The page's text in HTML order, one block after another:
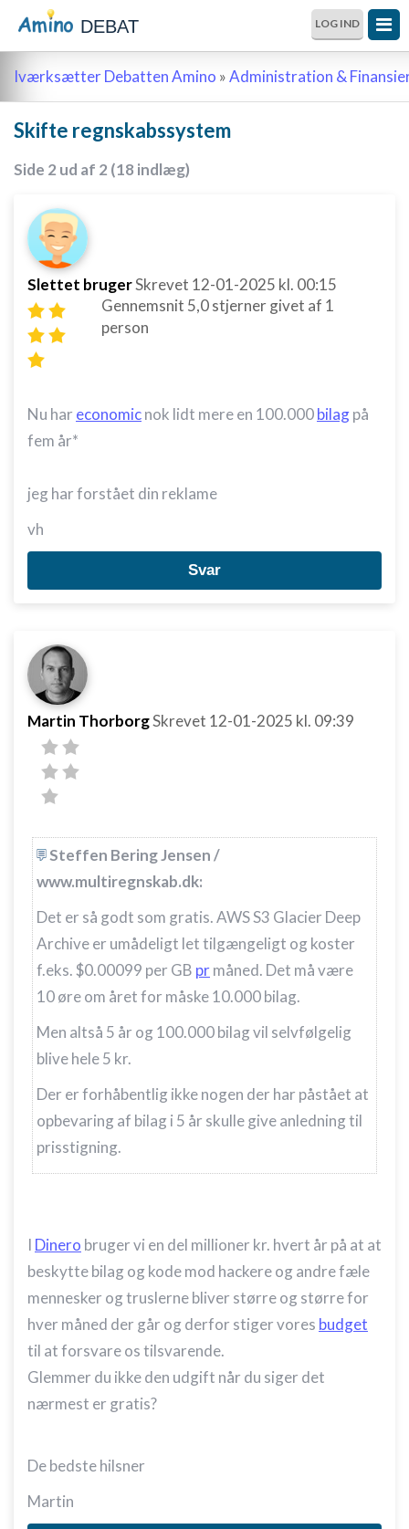
DEBAT LOG IND
Iværksætter Debatten Amino »Administration &
Skifte regnskabssystem
Side 2 ud af 2 (18 indlæg)
Slettet brugerSkrevet 12-01-2025 kl. 00:15
Gennemsnit 5,0stjerner givet af 1
person
Nu har economicnok lidt mere en 100.000bilagpå
fem år*
jeg har forstået din reklame
vh
Svar
Martin ThorborgSkrevet 12-01-2025 kl. 09:39
Steffen Bering Jensen /
www.multiregnskab.dk:
Det er så godt som gratis. AWS S3 Glacier Deep
Archive er umådeligt let tilgængeligt og koster
f.eks. $0.00099 per GB prmåned. Det må være
10 øre om året for måske 10.000 bilag.
Men altså 5 år og 100.000 bilag vil selvfølgelig
blive hele 5 kr.
Der er forhåbentlig ikke nogen der har påstået at
opbevaring af bilag i 5 år skulle give anledning til
prisstigning.
I Dinero bruger vi en del millioner kr. hvert år på at at
beskytte bilag og kode mod hackere og andre fæle
mennesker og truslerne bliver større og større for
hver måned der går og derfor stiger vores budget
til at forsvare os tilsvarende.
Glemmer du ikke den udgift når du siger det
nærmest er gratis?
De bedste hilsner
Martin